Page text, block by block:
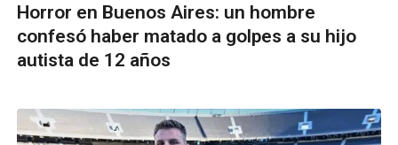
Horror en Buenos Aires: un hombre
confesó haber matado a golpes a su hijo
autista de 12 años